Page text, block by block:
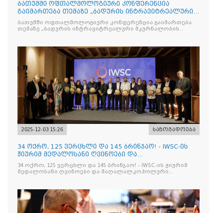
ბათუმში ოფთალმოლოგიური კონფერენცია
გაიმართება თემაზე „ბადურის ინტრავიტრეალური
მკურნალობის ოპტიმიზაცი
ბათუმში ოფთალმოლოგიური კონფერენცია გაიმართება
თემაზე „ბადურის ინტრავიტრეალური მკურნალობის
2025-12-03 15:26 საზოგადოება
34 ოქრო, 125 ვერცხლი და 145 ბრინჯაო! - IWSC-ის
ჟიურიმ მედალოსანი ღვინოები და
მაღალალკოჰოლური სასმელე
34 ოქრო, 125 ვერცხლი და 145 ბრინჯაო! - IWSC-ის ჟიურიმ
მედალოსანი ღვინოები და მაღალალკოჰოლური